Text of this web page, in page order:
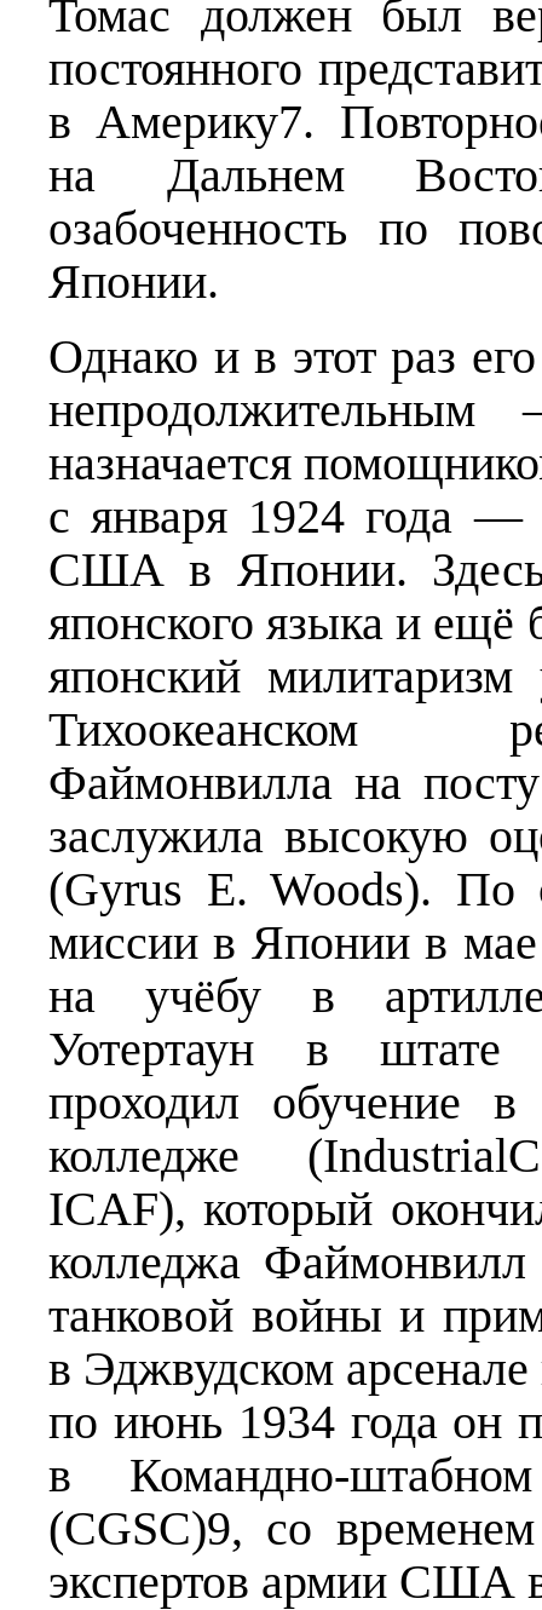
Томас должен был
постоянного
в Америку7.
на Дальнем
озабоченность по
Японии.
Однако и в этот раз
назначается
с января 1924 года —
США в Японии. Здесь
японского языка и ещё
японский
Тихоокеанском
Файмонвилла на
заслужила высокую
(Gyrus E. Woods). По
миссии в Японии в
на учёбу в
Уотертаун в штате
проходил обучение в
колледже
ICAF), который
колледжа Файмонвилл
танковой войны и
в Эджвудском
по июнь 1934 года он
в Командно-
(CGSC)9, со
экспертов армии США